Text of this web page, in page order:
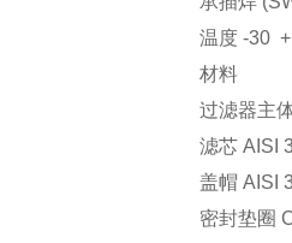
温度 -30
材料
过滤器主
滤芯 AISI
盖帽 AISI
密封垫圈